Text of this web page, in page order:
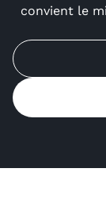
convient le